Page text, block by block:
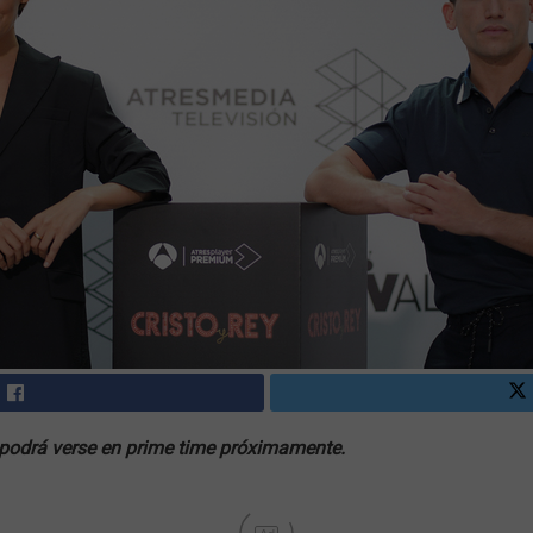
verse en prime time próximamente.